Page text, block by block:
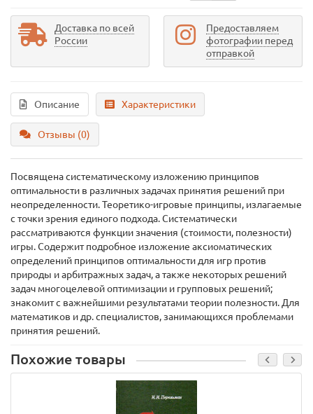
Доставка по всей
России
Предоставляем
фотографии перед
отправкой
Описание Характеристики
Отзывы (0)
Посвящена систематическому изложению принципов
оптимальности в различных задачах принятия решений при
неопределенности. Теоретико-игровые принципы, излагаемые
с точки зрения единого подхода. Систематически
рассматриваются функции значения (стоимости, полезности)
игры. Содержит подробное изложение аксиоматических
определений принципов оптимальности для игр против
природы и арбитражных задач, а также некоторых решений
задач многоцелевой оптимизации и групповых решений;
знакомит с важнейшими результатами теории полезности. Для
математиков и др. специалистов, занимающихся проблемами
принятия решений.
Похожие товары